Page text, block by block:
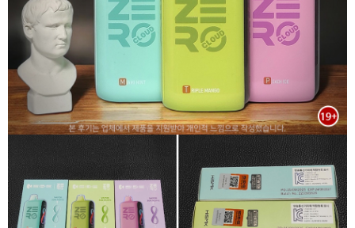
업체게시판
모더게시판
제휴업체
트레이드
판매
나눔
거래후기
즐겨찾기